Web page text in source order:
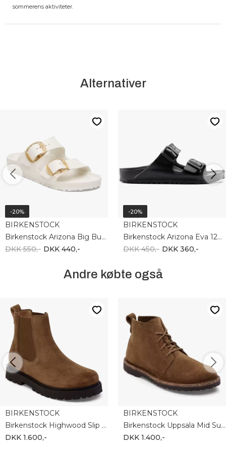
sommerens aktiviteter.
Alternativer
-20%
BIRKENSTOCK
Birkenstock Arizona Big Buckle 1029651
DKK 550,- DKK 440,-
-20%
BIRKENSTOCK
Birkenstock Arizona Eva 129421
DKK 450,- DKK 360,-
Andre købte også
BIRKENSTOCK
Birkenstock Highwood Slip On Women Suede 1030632
DKK 1.600,-
BIRKENSTOCK
Birkenstock Uppsala Mid Suede Leather 1030221
DKK 1.400,-